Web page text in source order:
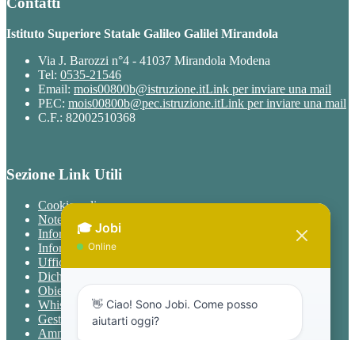
Istituto Superiore Statale Galileo Galilei Mirandola
Via J. Barozzi n°4 - 41037 Mirandola Modena
Tel: 0535-21546
Email: mois00800b@istruzione.itLink per inviare una mail
PEC: mois00800b@pec.istruzione.itLink per inviare una mail
C.F.: 82002510368
Sezione Link Utili
Cookie policy
Note legali
Informativa Privacy
Informativa Privacy chatbot Jobi
Ufficio Relazioni con il Pubblico
Dichiarazione di accessibilità
Obiettivi di accessibilità
Whistleblowing
Gestione consensi cookie
Amministrazione trasparente